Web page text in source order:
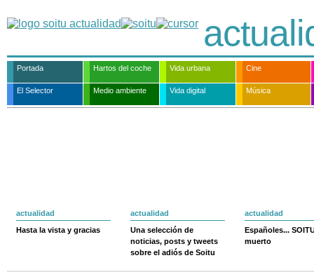
Portada Hartos del coche Vida urbana Cine
El Selector Medio ambiente Vida digital Música
actualidad
Hasta la vista y gracias
actualidad
Una selección de
noticias, posts y tweets
sobre el adiós de Soitu
actualidad
Españoles...
muerto